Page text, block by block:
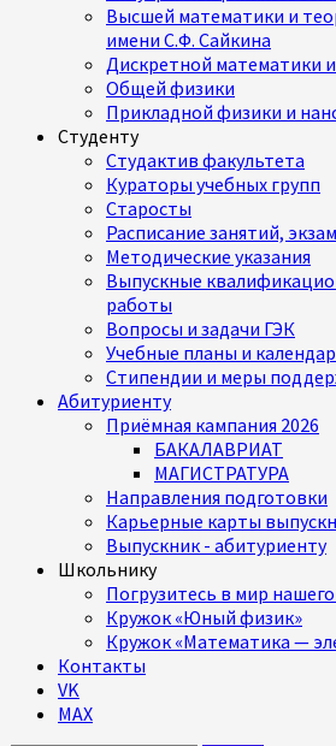
Высшей математики и
имени С.Ф. Сайкина
Дискретной математики
Общей физики
Прикладной физики и
Студенту
Студактив факультета
Кураторы учебных групп
Старосты
Расписание занятий,
Методические указания
Выпускные
работы
Вопросы и задачи ГЭК
Учебные планы и
Стипендии и меры
Абитуриенту
Приёмная кампания 2026
БАКАЛАВРИАТ
МАГИСТРАТУРА
Направления подготовки
Карьерные карты
Выпускник - абитуриенту
Школьнику
Погрузитесь в мир
Кружок «Юный физик»
Кружок «Математика —
Контакты
VK
MAX